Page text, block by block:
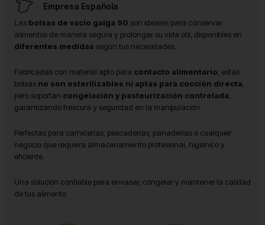
Empresa Española
Las bolsas de vacío galga 90 son ideales para conservar
alimentos de manera segura y prolongar su vida útil, disponibles en
diferentes medidas según tus necesidades.
Fabricadas con material apto para contacto alimentario , estas
bolsas no son esterilizables ni aptas para cocción directa
pero soportan congelación y pasteurización controlada
garantizando frescura y seguridad en la manipulación.
Perfectas para carnicerías, pescaderías, panaderías o cualquier
negocio que requiera almacenamiento profesional, higiénico y
eficiente.
Una solución confiable para envasar, congelar y mantener la calidad
de tus alimento